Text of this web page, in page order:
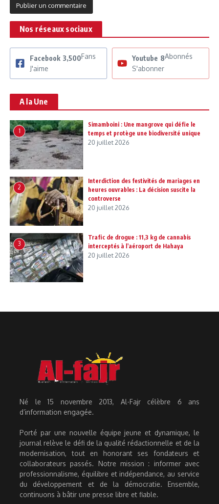
Nos réseaux sociaux
Facebook 3,500Fans
J'aime
Youtube 8Abonnés
S'abonner
A la Une
1
Simamboini : Une mangrove qui défie le
temps et protège une biodiversité unique
20 juillet 2026
2
Interdiction des festivités de mariages en
heures ouvrables : La décision suscite la
controverse
20 juillet 2026
3
Trafic de drogue : 11,3 kg de cannabis
interceptés à l’aéroport de Hahaya
20 juillet 2026
Né le 15 novembre 2013, Al-Fajr célèbre 6 ans
d’information engagée.
Porté par une nouvelle équipe jeune et dynamique, le
journal relève le défi de la qualité rédactionnelle et de la
modernisation, tout en honorant ses fondateurs et
collaborateurs passés. Notre mission : informer avec
professionnalisme, équilibre et indépendance, au service
du développement et de la démocratie. Ensemble,
continuons à bâtir une presse libre et fiable.